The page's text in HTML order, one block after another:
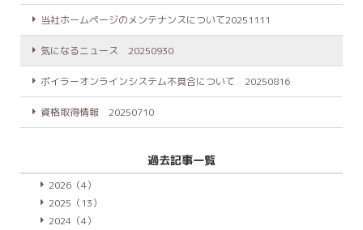
当社ホームページのメンテナンスについて20251111
気になるニュース 20250930
ボイラーオンラインシステム不具合について 20250816
資格取得情報 20250710
過去記事一覧
2026（4）
2025（13）
2024（4）